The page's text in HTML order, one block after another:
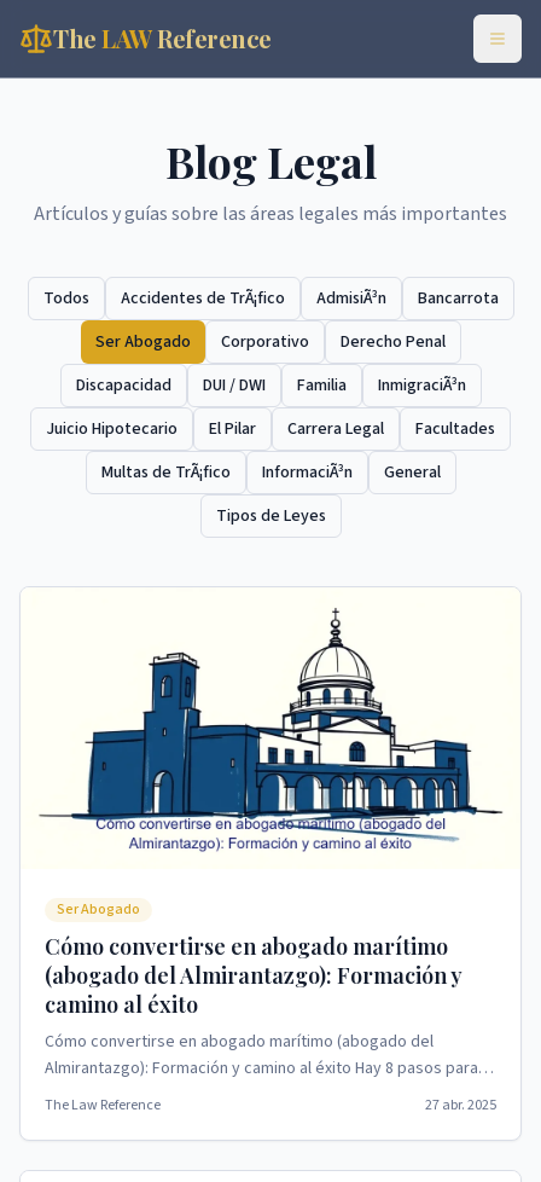
TheLAWReference
Blog Legal
Artículos y guías sobre las áreas legales más importantes
Todos Accidentes de TrÃ¡fico AdmisiÃ³n
Bancarrota
Ser Abogado
Corporativo
Derecho Penal
Discapacidad
DUI / DWI Familia
InmigraciÃ³n
Juicio Hipotecario
El Pilar Carrera Legal
Facultades
Multas de TrÃ¡fico
InformaciÃ³n
General
Tipos de Leyes
Ser Abogado
Cómo convertirse en abogado marítimo
(abogado del Almirantazgo): Formación y
camino al éxito
Cómo convertirse en abogado marítimo (abogado del
Almirantazgo): Formación y camino al éxito Hay 8 pasos para
convertirse en abogado marítimo.
The Law Reference 27 abr. 2025